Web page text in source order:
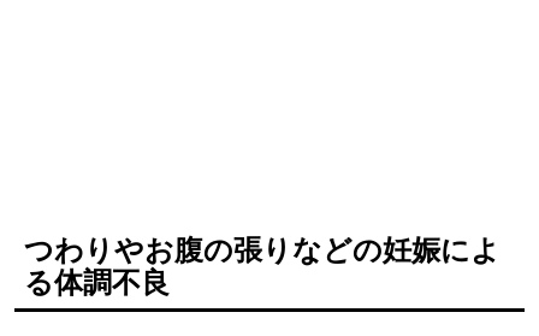
つわりやお腹の張りなどの妊娠によ
る体調不良